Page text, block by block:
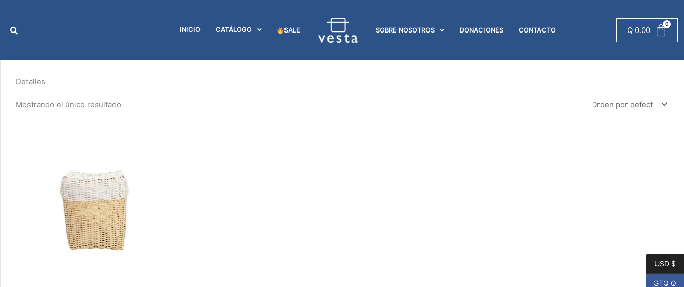
contenido
INICIO CATÁLOGO SALE SOBRE NOSOTROS DONACIONES CONTACTO Q0.00
Detalles
Mostrando el único resultado
USD $
GTQ Q